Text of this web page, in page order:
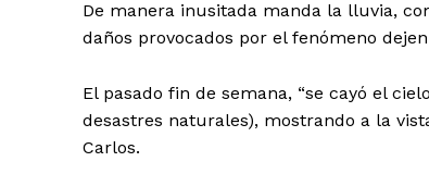
De manera inusitada manda la lluvia,
daños provocados por el fenómeno
El pasado fin de semana, “se cayó el
desastres naturales), mostrando a la
Carlos.